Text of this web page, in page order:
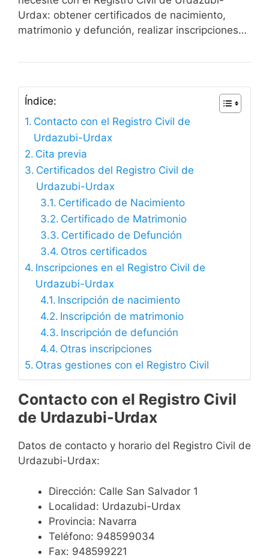
Urdax: obtener certificados de nacimiento,
matrimonio y defunción, realizar inscripciones…
Índice:
Contacto con el Registro Civil de
Urdazubi-Urdax
Cita previa
Certificados del Registro Civil de
Urdazubi-Urdax
Certificado de Nacimiento
Certificado de Matrimonio
Certificado de Defunción
Otros certificados
Inscripciones en el Registro Civil de
Urdazubi-Urdax
Inscripción de nacimiento
Inscripción de matrimonio
Inscripción de defunción
Otras inscripciones
Otras gestiones con el Registro Civil
Contacto con el Registro Civil
de Urdazubi-Urdax
Datos de contacto y horario del Registro Civil de
Urdazubi-Urdax:
Dirección: Calle San Salvador 1
Localidad: Urdazubi-Urdax
Provincia: Navarra
Teléfono: 948599034
Fax: 948599221